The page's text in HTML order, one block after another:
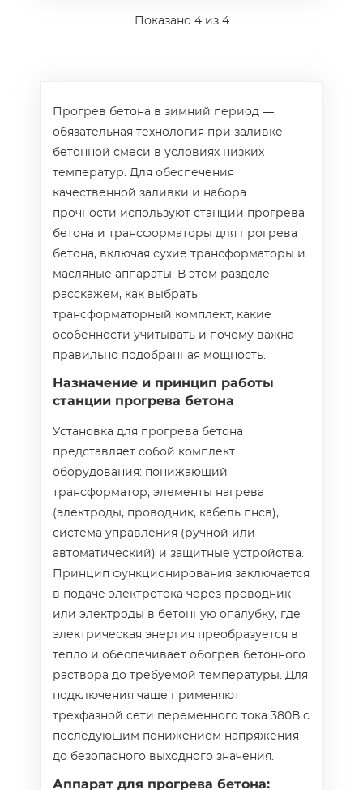
Показано 4из 4
Прогрев бетона в зимний период —
обязательная технология при заливке
бетонной смеси в условиях низких
температур. Для обеспечения
качественной заливки и набора
прочности используют станции прогрева
бетона и трансформаторы для прогрева
бетона, включая сухие трансформаторы и
масляные аппараты. В этом разделе
расскажем, как выбрать
трансформаторный комплект, какие
особенности учитывать и почему важна
правильно подобранная мощность.
Назначение и принцип работы
станции прогрева бетона
Установка для прогрева бетона
представляет собой комплект
оборудования: понижающий
трансформатор, элементы нагрева
(электроды, проводник, кабель пнсв),
система управления (ручной или
автоматический) и защитные устройства.
Принцип функционирования заключается
в подаче электротока через проводник
или электроды в бетонную опалубку, где
электрическая энергия преобразуется в
тепло и обеспечивает обогрев бетонного
раствора до требуемой температуры. Для
подключения чаще применяют
трехфазной сети переменного тока 380В с
последующим понижением напряжения
до безопасного выходного значения.
Аппарат для прогрева бетона: